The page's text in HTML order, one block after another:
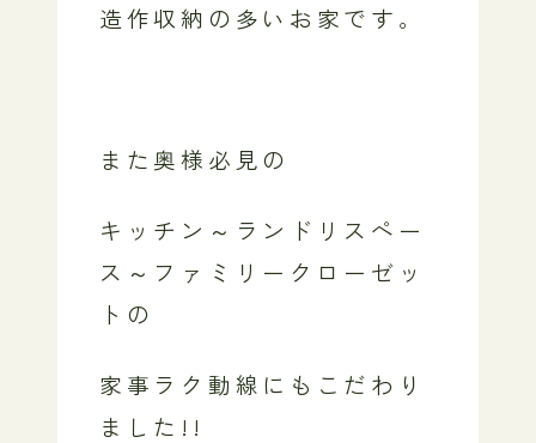
造作収納の多いお家です。
また奥様必見の
キッチン～ランドリスペー
ス～ファミリークローゼッ
トの
家事ラク動線にもこだわり
ました!!